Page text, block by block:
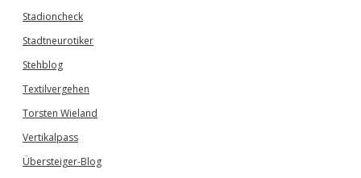
Stadioncheck
Stadtneurotiker
Stehblog
Textilvergehen
Torsten Wieland
Vertikalpass
Übersteiger-Blog